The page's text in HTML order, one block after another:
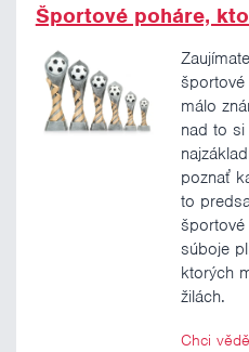
Športové poháre,
športové
málo
nad to si
poznať
to
športové
súboje
ktorých
žilách.
Chci